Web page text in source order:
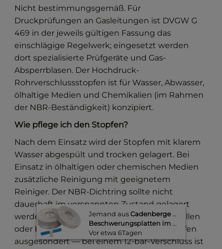
Nicht bestimmungsgemäß. Für
Druckprüfungen an Gasleitungen ist DVGW G
469 in der jeweils gültigen Fassung das
einschlägige Regelwerk; eingesetzt werden
dort spezialisierte Prüfgeräte und Gas-
Absperrblasen. Der Hochdruck-
Rohrverschlussstopfen ist für Wasser, Abwasser,
ölhaltige Medien und Chemikalien (im Rahmen
der NBR-Beständigkeit) konzipiert.
Wie pflege ich den Stopfen?
Nach dem Einsatz wird der Stopfen mit klarem
Wasser abgespült und trocken gelagert. Bei
Einsatz in ölhaltigen oder chemischen Medien
zusätzliche Reinigung mit geeignetem
Reiniger. Der NBR-Dichtring sollte nicht
dauerhaft im verspannten Zustand gelagert
werden. Bei sichtbaren Rissen, porösen Stellen
oder bleibender Verformung wird der Stopfen
ausgesondert — bei einem 12-bar-Verschluss ist
Jemand ausCadenberge
Beschwerungsplatten im Set (3 Stück)
Vor etwa 6Tagen​